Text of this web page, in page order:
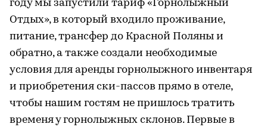
году мы запустили тариф «Горнолыжный
Отдых», в который входило проживание,
питание, трансфер до Красной Поляны и
обратно, а также создали необходимые
условия для аренды горнолыжного инвентаря
и приобретения ски-пассов прямо в отеле,
чтобы нашим гостям не пришлось тратить
временя у горнолыжных склонов. Первые в